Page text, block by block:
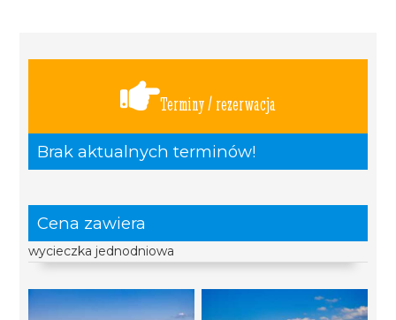
Terminy / rezerwacja
Brak aktualnych terminów!
Cena zawiera
wycieczka jednodniowa